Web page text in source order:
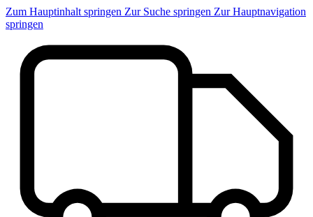
Zum Hauptinhalt springen Zur Suche springen Zur Hauptnavigation
springen